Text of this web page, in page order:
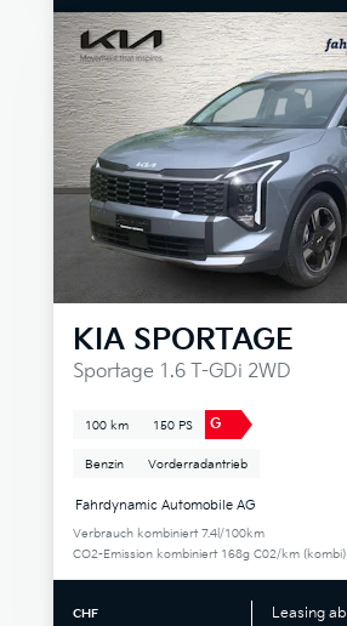
KIA SPORTAGE
Sportage 1.6 T-GDi 2WD
100 km 150 PS G
Benzin Vorderradantrieb
Fahrdynamic Automobile AG
Verbrauch kombiniert 7.4l/100km
CO2-Emission kombiniert 168g C02/km (kombi)
CHF Leasing ab